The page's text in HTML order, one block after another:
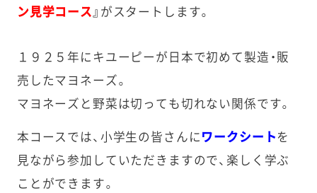
ン見学コース 』 がスタートします。
１９２５年にキユーピーが日本で初めて製造・販
売したマヨネーズ。
マヨネーズと野菜は切っても切れない関係です。
本コースでは、小学生の皆さんに ワークシート を
見ながら参加していただきますので、楽しく学ぶ
ことができます。